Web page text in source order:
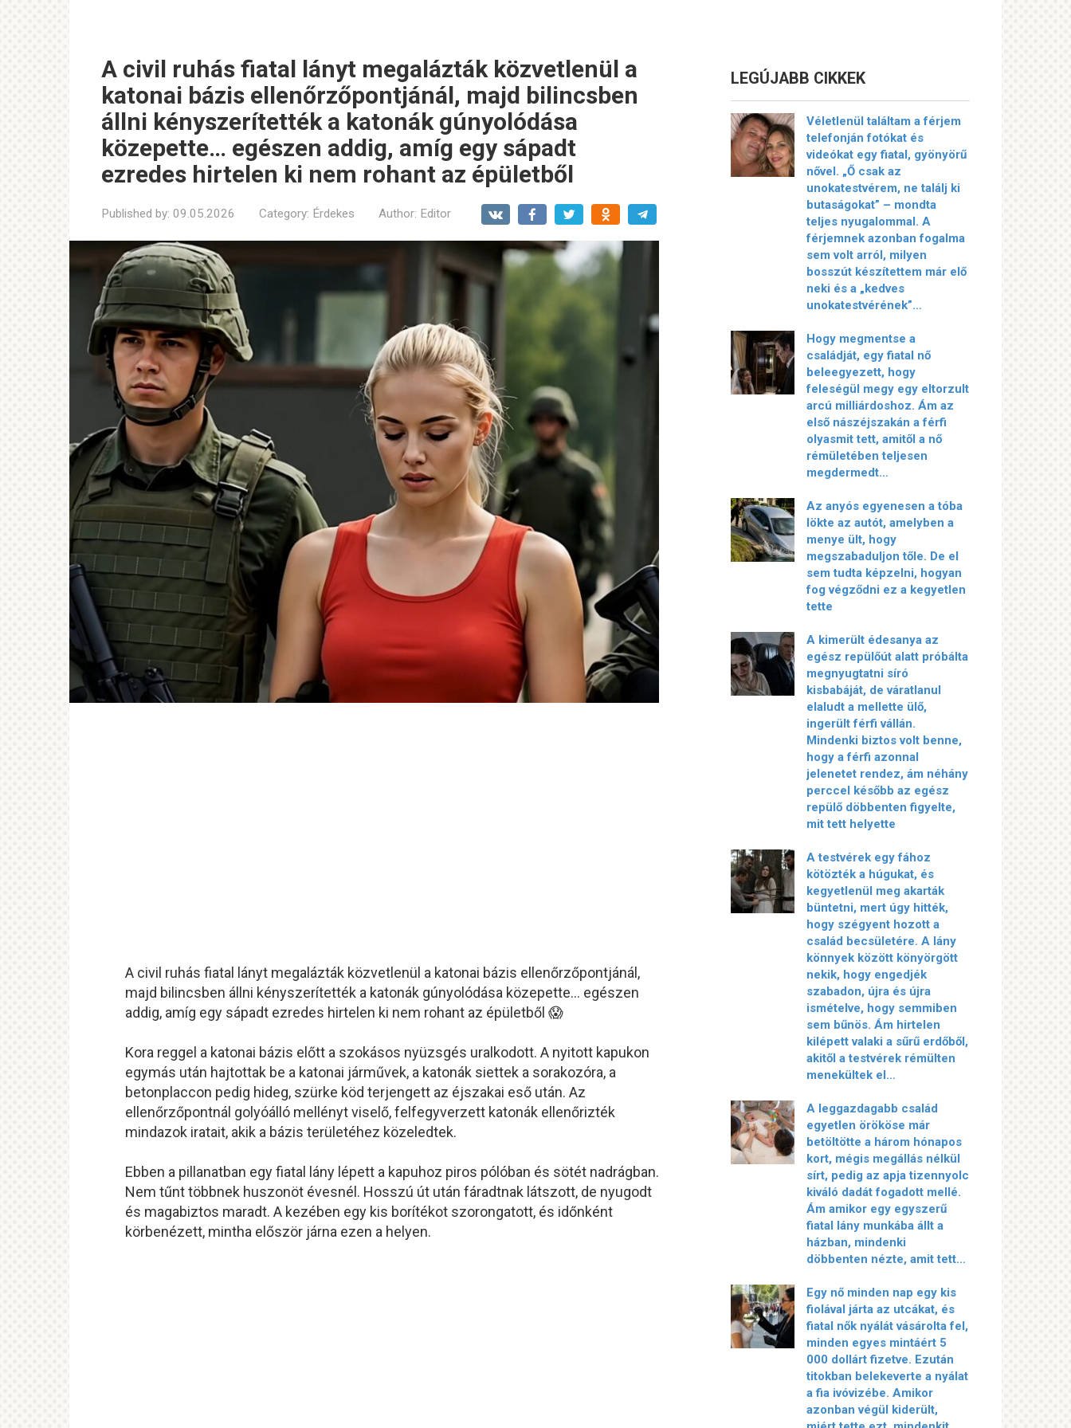
A civil ruhás fiatal lányt megalázták közvetlenül a
katonai bázis ellenőrzőpontjánál, majd bilincsben
állni kényszerítették a katonák gúnyolódása
közepette… egészen addig, amíg egy sápadt
ezredes hirtelen ki nem rohant az épületből
Published by: 09.05.2026 Category: Érdekes Author: Editor
A civil ruhás fiatal lányt megalázták közvetlenül a katonai bázis ellenőrzőpontjánál,
majd bilincsben állni kényszerítették a katonák gúnyolódása közepette… egészen
addig, amíg egy sápadt ezredes hirtelen ki nem rohant az épületből 😱
Kora reggel a katonai bázis előtt a szokásos nyüzsgés uralkodott. A nyitott kapukon
egymás után hajtottak be a katonai járművek, a katonák siettek a sorakozóra, a
betonplaccon pedig hideg, szürke köd terjengett az éjszakai eső után. Az
ellenőrzőpontnál golyóálló mellényt viselő, felfegyverzett katonák ellenőrizték
mindazok iratait, akik a bázis területéhez közeledtek.
Ebben a pillanatban egy fiatal lány lépett a kapuhoz piros pólóban és sötét nadrágban.
Nem tűnt többnek huszonöt évesnél. Hosszú út után fáradtnak látszott, de nyugodt
és magabiztos maradt. A kezében egy kis borítékot szorongatott, és időnként
körbenézett, mintha először járna ezen a helyen.
LEGÚJABB CIKKEK
Véletlenül találtam a férjem
telefonján fotókat és
videókat egy fiatal, gyönyörű
nővel. „Ő csak az
unokatestvérem, ne találj ki
butaságokat” – mondta
teljes nyugalommal. A
férjemnek azonban fogalma
sem volt arról, milyen
bosszút készítettem már elő
neki és a „kedves
unokatestvérének”…
Hogy megmentse a
családját, egy fiatal nő
beleegyezett, hogy
feleségül megy egy eltorzult
arcú milliárdoshoz. Ám az
első nászéjszakán a férfi
olyasmit tett, amitől a nő
rémületében teljesen
megdermedt…
Az anyós egyenesen a tóba
lökte az autót, amelyben a
menye ült, hogy
megszabaduljon tőle. De el
sem tudta képzelni, hogyan
fog végződni ez a kegyetlen
tette
A kimerült édesanya az
egész repülőút alatt próbálta
megnyugtatni síró
kisbabáját, de váratlanul
elaludt a mellette ülő,
ingerült férfi vállán.
Mindenki biztos volt benne,
hogy a férfi azonnal
jelenetet rendez, ám néhány
perccel később az egész
repülő döbbenten figyelte,
mit tett helyette
A testvérek egy fához
kötözték a húgukat, és
kegyetlenül meg akarták
büntetni, mert úgy hitték,
hogy szégyent hozott a
család becsületére. A lány
könnyek között könyörgött
nekik, hogy engedjék
szabadon, újra és újra
ismételve, hogy semmiben
sem bűnös. Ám hirtelen
kilépett valaki a sűrű erdőből,
akitől a testvérek rémülten
menekültek el…
A leggazdagabb család
egyetlen örököse már
betöltötte a három hónapos
kort, mégis megállás nélkül
sírt, pedig az apja tizennyolc
kiváló dadát fogadott mellé.
Ám amikor egy egyszerű
fiatal lány munkába állt a
házban, mindenki
döbbenten nézte, amit tett…
Egy nő minden nap egy kis
fiolával járta az utcákat, és
fiatal nők nyálát vásárolta fel,
minden egyes mintáért 5
000 dollárt fizetve. Ezután
titokban belekeverte a nyálat
a fia ivóvizébe. Amikor
azonban végül kiderült,